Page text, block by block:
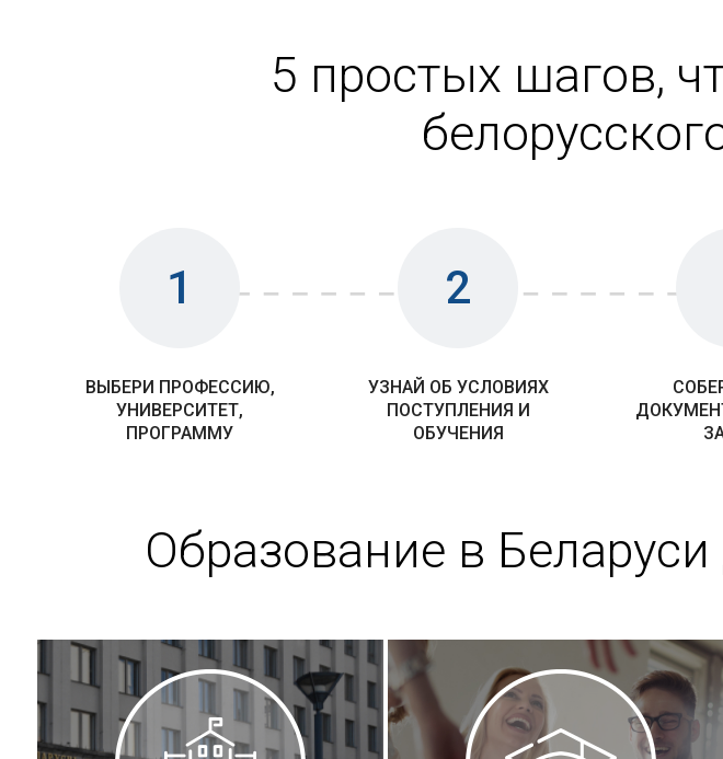
5 простых шагов,
1
ВЫБЕРИ ПРОФЕССИЮ,
УНИВЕРСИТЕТ,
ПРОГРАММУ
2
УЗНАЙ ОБ УСЛОВИЯХ
ПОСТУПЛЕНИЯ И
ОБУЧЕНИЯ
Образование в